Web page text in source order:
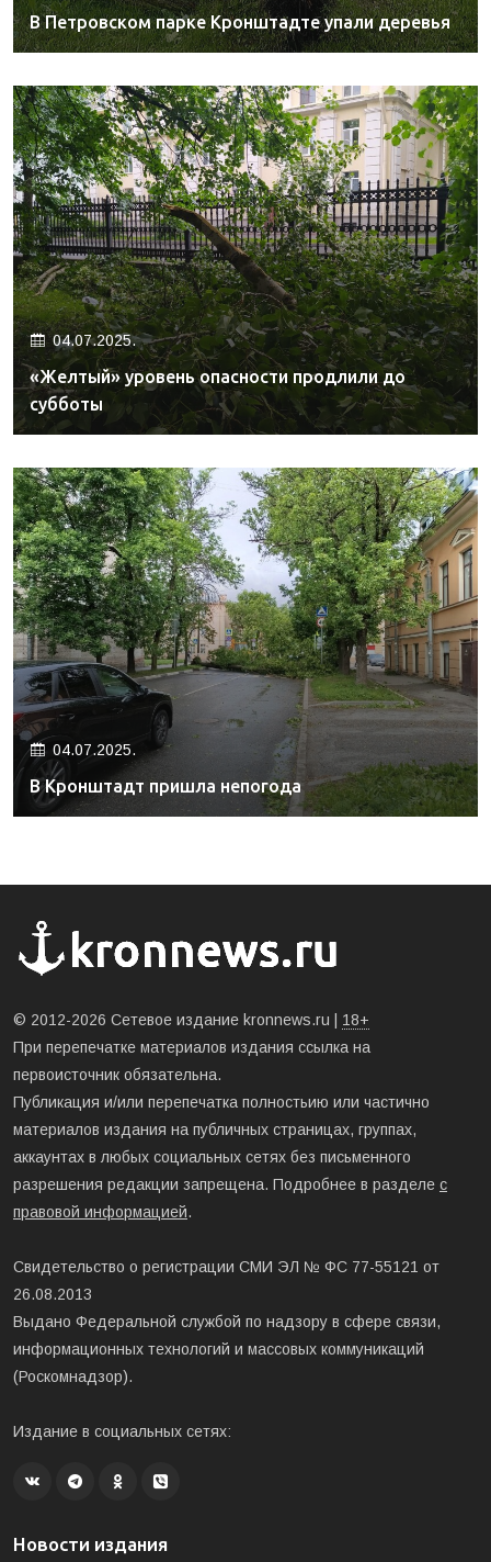
В Петровском парке Кронштадте упали деревья
04.07.2025.
«Желтый» уровень опасности продлили до
субботы
04.07.2025.
В Кронштадт пришла непогода
© 2012-2026 Сетевое издание kronnews.ru | 18+
При перепечатке материалов издания ссылка на
первоисточник обязательна.
Публикация и/или перепечатка полностьию или частично
материалов издания на публичных страницах, группах,
аккаунтах в любых социальных сетях без письменного
разрешения редакции запрещена. Подробнее в разделе с
правовой информацией.
Свидетельство о регистрации СМИ ЭЛ № ФС 77-55121 от
26.08.2013
Выдано Федеральной службой по надзору в сфере связи,
информационных технологий и массовых коммуникаций
(Роскомнадзор).
Издание в социальных сетях:
Новости издания